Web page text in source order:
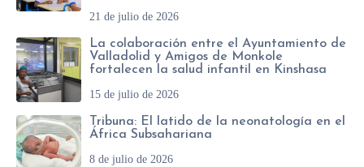
21 de julio de 2026
La colaboración entre el Ayuntamiento de
Valladolid y Amigos de Monkole
fortalecen la salud infantil en Kinshasa
15 de julio de 2026
Tribuna: El latido de la neonatología en el
África Subsahariana
8 de julio de 2026